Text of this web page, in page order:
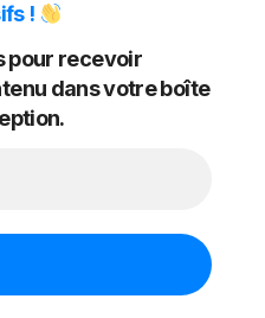
!
pour recevoir
dans votre boîte